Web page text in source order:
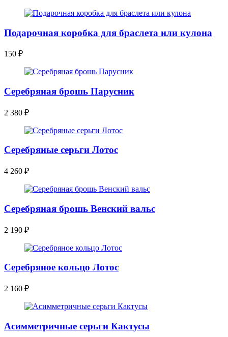
Подарочная коробка для браслета или кулона
150 ₽
Серебряная брошь Парусник
2 380 ₽
Серебряные серьги Лотос
4 260 ₽
Серебряная брошь Венский вальс
2 190 ₽
Серебряное кольцо Лотос
2 160 ₽
Асимметричные серьги Кактусы